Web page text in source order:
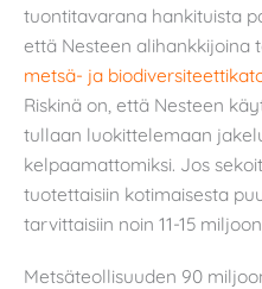
tuontitavarana hankituista
että Nesteen alihankkijoina
metsä- ja
Riskinä on, että Nesteen
tullaan luokittelemaan
kelpaamattomiksi. Jos
tuotettaisiin kotimaisesta
tarvittaisiin noin 11-15
Metsäteollisuuden 90